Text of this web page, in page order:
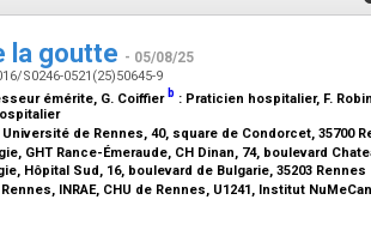
la goutte - 05/08/25
S0246-0521(25)50645-9
émérite, G. Coiffier b : Praticien hospitalier, F.
de Rennes, 40, square de Condorcet, 35700
GHT Rance-Émeraude, CH Dinan, 74, boulevard
Hôpital Sud, 16, boulevard de Bulgarie, 35203
INRAE, CHU de Rennes, U1241, Institut